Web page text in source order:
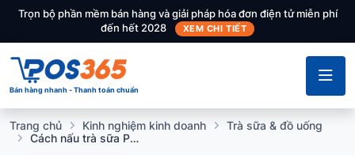
Trọn bộ phần mềm bán hàng và giải pháp hóa đơn điện tử miễn phí
đến hết 2028
XEM CHI TIẾT
Bán hàng nhanh - Thanh toán chuẩn
Trang chủ Kinh nghiệm kinh doanh
Trà sữa & đồ uống
Cách nấu trà sữa Phúc Long cực ngon, chuẩn vị kinh doanh